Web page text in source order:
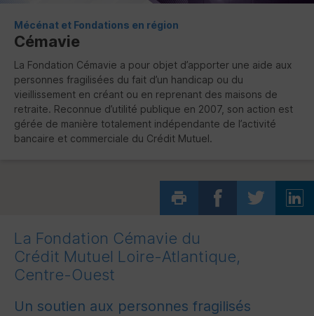
Mécénat et Fondations en région
Cémavie
La Fondation Cémavie a pour objet d’apporter une aide aux
personnes fragilisées du fait d’un handicap ou du
vieillissement en créant ou en reprenant des maisons de
retraite. Reconnue d’utilité publique en 2007, son action est
gérée de manière totalement indépendante de l’activité
bancaire et commerciale du Crédit Mutuel.
La Fondation Cémavie du
Crédit Mutuel Loire-Atlantique,
Centre-Ouest
Un soutien aux personnes fragilisés